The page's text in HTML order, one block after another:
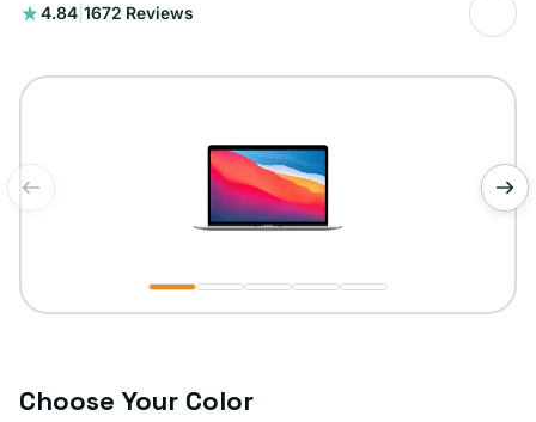
4.84 1672 Reviews
1672
Choose Your Color